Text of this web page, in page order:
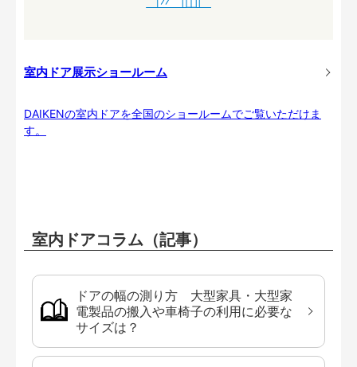
室内ドア展示ショールーム
DAIKENの室内ドアを全国のショールームでご覧いただけま
す。
室内ドアコラム（記事）
ドアの幅の測り方 大型家具・大型家
電製品の搬入や車椅子の利用に必要な
サイズは？